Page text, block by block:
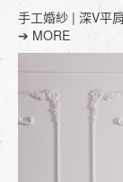
手工婚紗 | 深V平
➔ MORE